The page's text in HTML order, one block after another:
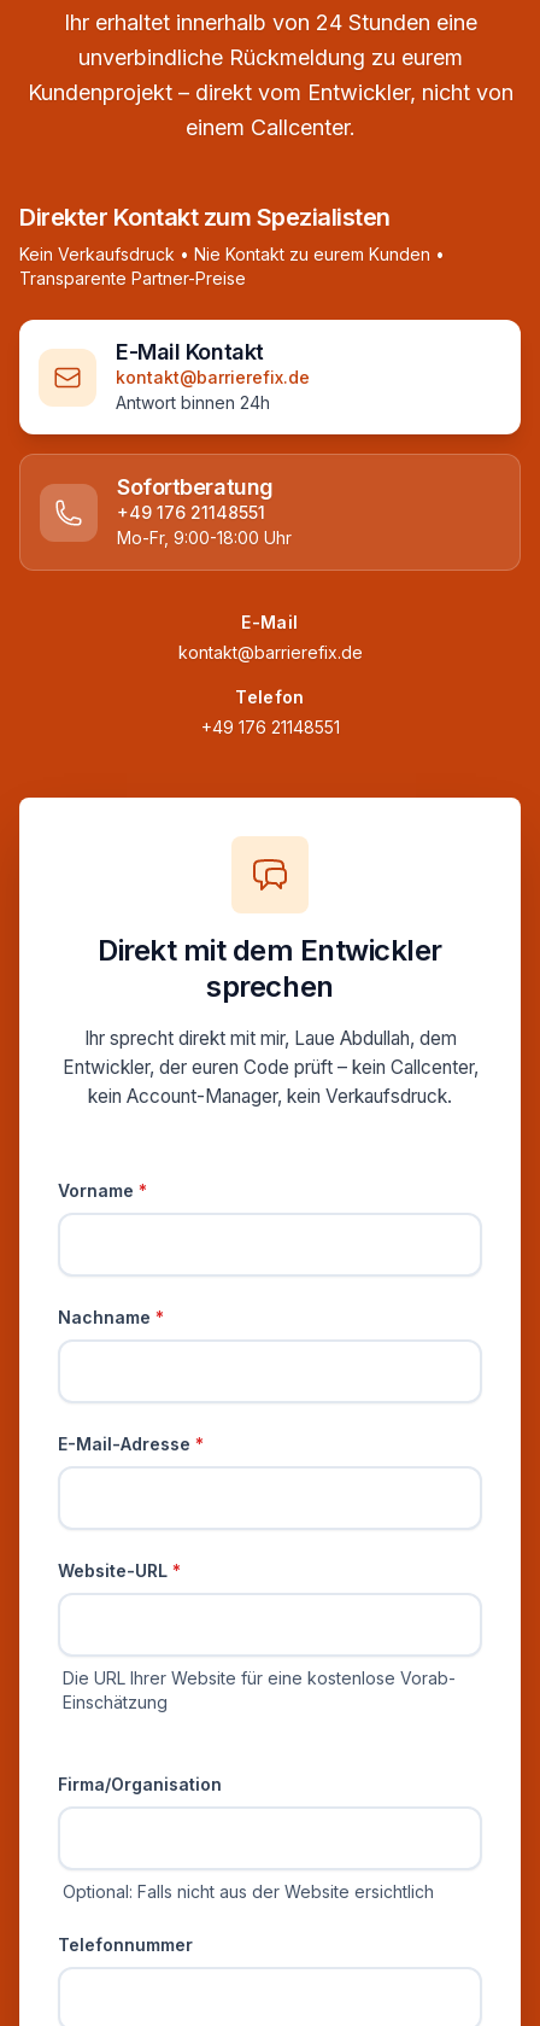
Ihr erhaltet innerhalb von 24 Stunden eine
unverbindliche Rückmeldung zu eurem
Kundenprojekt – direkt vom Entwickler, nicht von
einem Callcenter.
Direkter Kontakt zum Spezialisten
Kein Verkaufsdruck • Nie Kontakt zu eurem Kunden •
Transparente Partner-Preise
E-Mail Kontakt
kontakt@barrierefix.de
Antwort binnen 24h
Sofortberatung
+49 176 21148551
Mo-Fr, 9:00-18:00 Uhr
E-Mail
kontakt@barrierefix.de
Telefon
+49 176 21148551
Direkt mit dem Entwickler
sprechen
Ihr sprecht direkt mit mir, Laue Abdullah, dem
Entwickler, der euren Code prüft – kein Callcenter,
kein Account-Manager, kein Verkaufsdruck.
Vorname *
Nachname *
E-Mail-Adresse *
Website-URL *
Die URL Ihrer Website für eine kostenlose Vorab-
Einschätzung
Firma/Organisation
Optional: Falls nicht aus der Website ersichtlich
Telefonnummer